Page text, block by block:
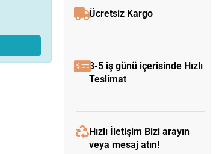
Ücretsiz Kargo
3-5 iş günü içerisinde Hızlı
Teslimat
Hızlı İletişim Bizi arayın
veya mesaj atın!